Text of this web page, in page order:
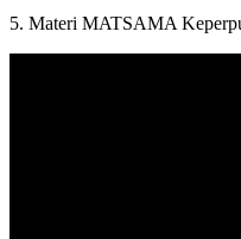
5. Materi MATSAMA